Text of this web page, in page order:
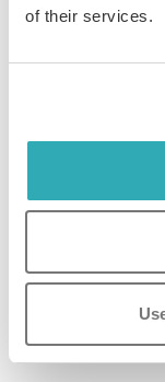
of their services.
dine læsere kan
Hvis du vil tilføje
automatisk
klikke på knappen
Nyttige forslag: